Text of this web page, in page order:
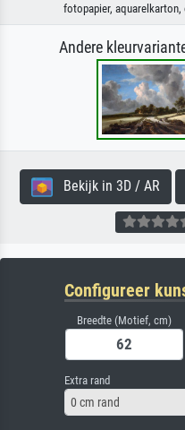
fotopapier, aquarelkarton,
Andere
Bekijk in 3D / AR
Configureer
Breedte (Motief, cm)
Extra rand
0 cm rand